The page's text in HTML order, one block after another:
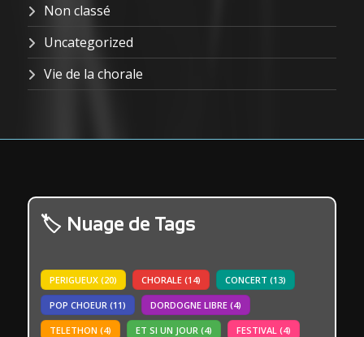
Non classé
Uncategorized
Vie de la chorale
Nuage de Tags
PERIGUEUX (20) CHORALE (14) CONCERT (13)
POP CHOEUR (11) DORDOGNE LIBRE (4)
TELETHON (4) ET SI UN JOUR (4) FESTIVAL (4)